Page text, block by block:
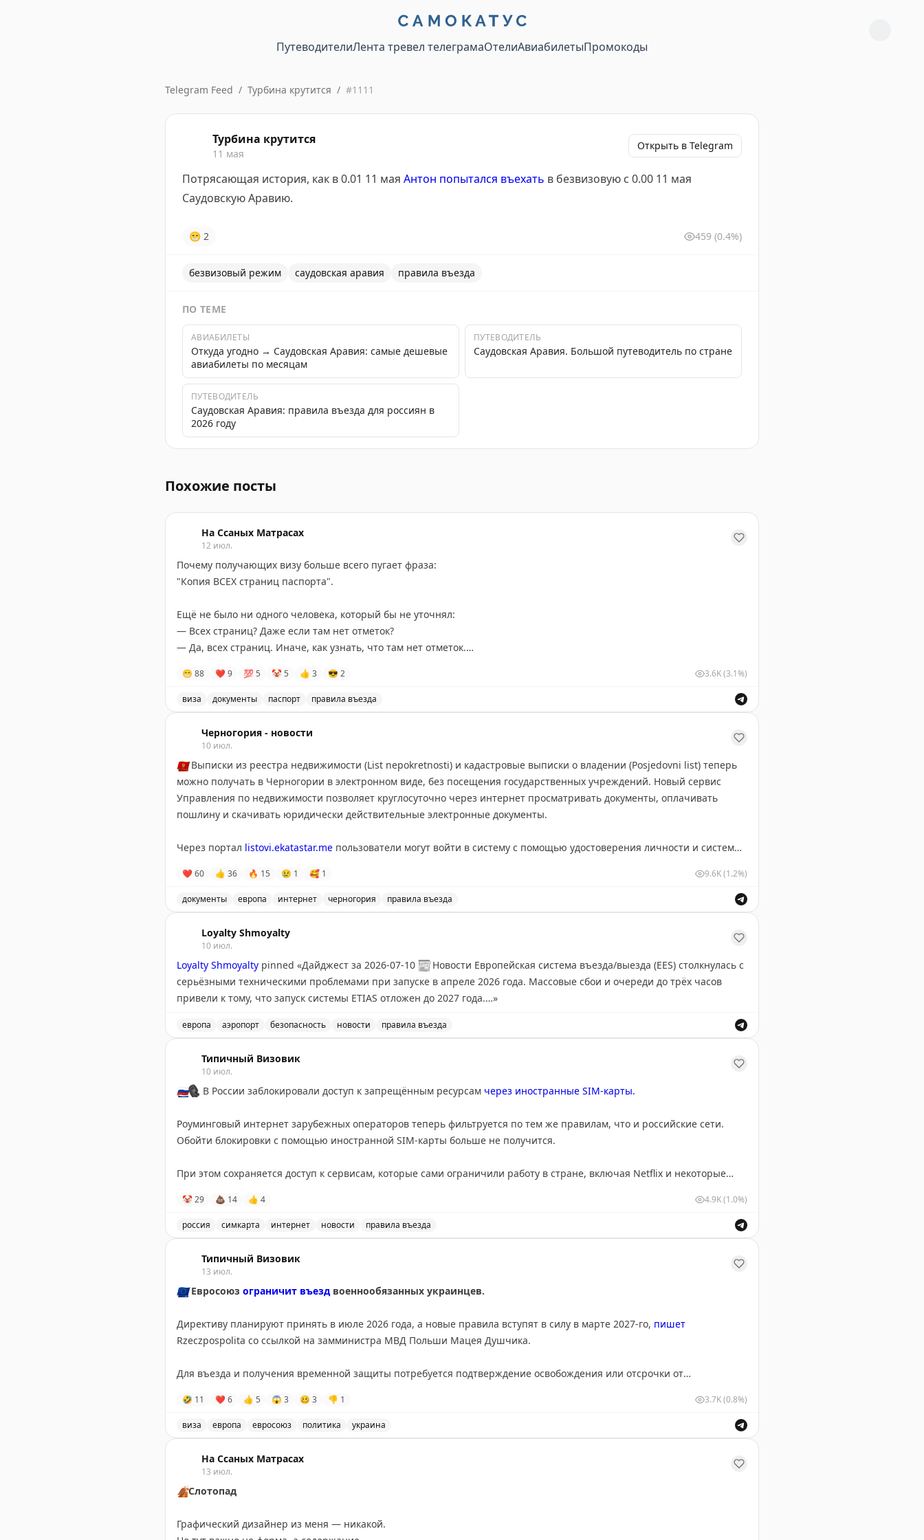
ПутеводителиЛента тревел телеграмаОтелиАвиабилетыПромокоды
Telegram Feed / Турбина крутится / #1111
Турбина крутится
11 мая
Открыть в Telegram
Потрясающая история, как в 0.01 11 мая Антон попытался въехать в безвизовую с 0.00 11 мая
Саудовскую Аравию.
😁 2 459 (0.4%)
безвизовый режим саудовская аравия правила въезда
ПО ТЕМЕ
АВИАБИЛЕТЫ
Откуда угодно → Саудовская Аравия: самые дешевые
авиабилеты по месяцам
ПУТЕВОДИТЕЛЬ
Саудовская Аравия. Большой путеводитель по стране
ПУТЕВОДИТЕЛЬ
Саудовская Аравия: правила въезда для россиян в
2026 году
Похожие посты
На Ссаных Матрасах
12 июл.
Почему получающих визу больше всего пугает фраза:
"Копия ВСЕХ страниц паспорта".
Ещё не было ни одного человека, который бы не уточнял:
— Всех страниц? Даже если там нет отметок?
— Да, всех страниц. Иначе, как узнать, что там нет отметок.
Вам жалко?
😁 88 ❤ 9 💯 5 🤡5 👍 3 😎 2 3.6K(3.1%)
виза документы паспорт правила въезда
Черногория - новости
10 июл.
🇲🇪Выписки из реестра недвижимости (List nepokretnosti) и кадастровые выписки о владении (Posjedovni list) теперь
можно получать в Черногории в электронном виде, без посещения государственных учреждений. Новый сервис
Управления по недвижимости позволяет круглосуточно через интернет просматривать документы, оплачивать
пошлину и скачивать юридически действительные электронные документы.
Через портал listovi.ekatastar.me пользователи могут войти в систему с помощью удостоверения личности и системы
электронную выписку с цифровой подписью.
Черногория-Новости
❤ 60 👍 36 🔥 15 😢 1 🥰 1 9.6K(1.2%)
документы европа интернет черногория правила въезда
Loyalty Shmoyalty
10 июл.
Loyalty Shmoyalty pinned «Дайджест за 2026-07-10 📰Новости Европейская система въезда/выезда (EES) столкнулась с
серьёзными техническими проблемами при запуске в апреле 2026 года. Массовые сбои и очереди до трёх часов
привели к тому, что запуск системы ETIAS отложен до 2027 года.…»
европа аэропорт безопасность новости правила въезда
Типичный Визовик
10 июл.
🇷🇺📞 В России заблокировали доступ к запрещённым ресурсам через иностранные SIM-карты.
Роуминговый интернет зарубежных операторов теперь фильтруется по тем же правилам, что и российские сети.
Обойти блокировки с помощью иностранной SIM-карты больше не получится.
При этом сохраняется доступ к сервисам, которые сами ограничили работу в стране, включая Netflix и некоторые
По оценке Mobile Research Group, у россиян находится около 2 млн иностранных SIM-карт, 500 тыс. из них регулярно
используют для выхода в интернет.
@tipical_vizovik
🤡29 💩 14 👍 4 4.9K(1.0%)
россия симкарта интернет новости правила въезда
Типичный Визовик
13 июл.
🇪🇺Евросоюз ограничит въездвоеннообязанных украинцев.
Директиву планируют принять в июле 2026 года, а новые правила вступят в силу в марте 2027-го, пишет
Rzeczpospolita со ссылкой на замминистра МВД Польши Мацея Душчика.
Для въезда и получения временной защиты потребуется подтверждение освобождения или отсрочки от
@tipical_vizovik
🤣 11 ❤ 6 👍 5 😱 3 🥴 3 👎 1 3.7K(0.8%)
виза европа евросоюз политика украина
На Ссаных Матрасах
13 июл.
🍂Слотопад
Графический дизайнер из меня — никакой.